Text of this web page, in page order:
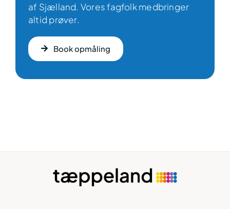
af Sjælland. Vores fagfolk medbringer
altid prøver.
Book opmåling